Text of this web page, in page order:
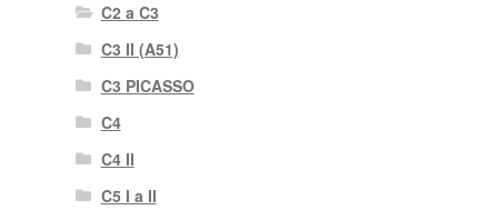
C2 a C3
C3 II (A51)
C3 PICASSO
C4
C4 II
C5 I a II